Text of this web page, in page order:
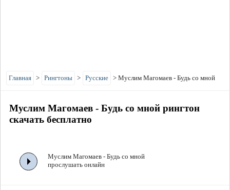
Главная > Рингтоны > Русские > Муслим Магомаев - Будь со мной
Муслим Магомаев - Будь со мной рингтон
скачать бесплатно
Муслим Магомаев - Будь со мной
прослушать онлайн